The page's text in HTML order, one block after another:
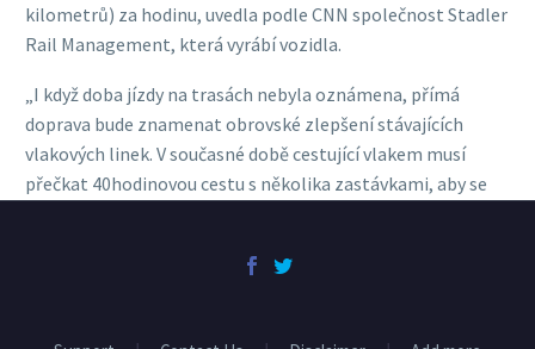
kilometrů) za hodinu, uvedla podle CNN společnost Stadler
Rail Management, která vyrábí vozidla.
„I když doba jízdy na trasách nebyla oznámena, přímá
doprava bude znamenat obrovské zlepšení stávajících
vlakových linek. V současné době cestující vlakem musí
přečkat 40hodinovou cestu s několika zastávkami, aby se